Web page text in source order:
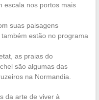
escala nos portos mais
suas paisagens
estão no programa
as praias do
são algumas das
na Normandia.
da arte de viver à